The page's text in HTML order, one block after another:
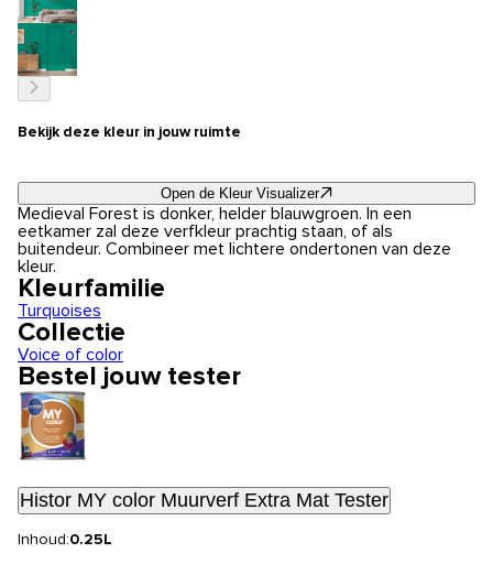
Bekijk deze kleur in jouw ruimte
Open de Kleur Visualizer
Medieval Forest is donker, helder blauwgroen. In een
eetkamer zal deze verfkleur prachtig staan, of als
buitendeur. Combineer met lichtere ondertonen van deze
kleur.
Kleurfamilie
Turquoises
Collectie
Voice of color
Bestel jouw tester
Histor MY color Muurverf Extra Mat Tester
Inhoud:0.25L